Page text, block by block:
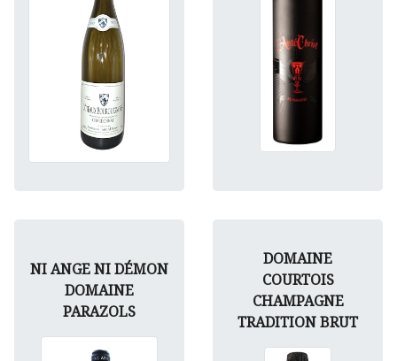
NI ANGE NI DÉMON
DOMAINE
PARAZOLS
DOMAINE
COURTOIS
CHAMPAGNE
TRADITION BRUT